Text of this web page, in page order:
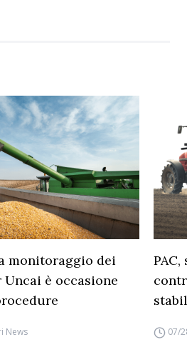
monitoraggio dei
Uncai è occasione
News 07/